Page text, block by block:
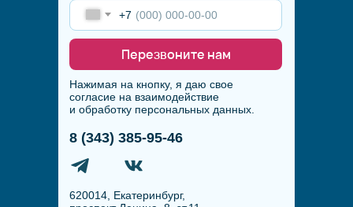
+7
Перезвоните нам
Нажимая на кнопку, я даю свое
согласие на взаимодействие
и обработку персональных данных.
620014, Екатеринбург,
8 (343) 385-95-46